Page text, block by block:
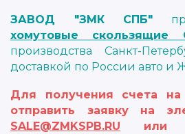
ЗАВОД "ЗМК СПБ"
хомутовые скользящие
производства Санкт-
доставкой по России авто и
Для получения счета
отправить заявку на
SALE@ZMKSPB.RU или